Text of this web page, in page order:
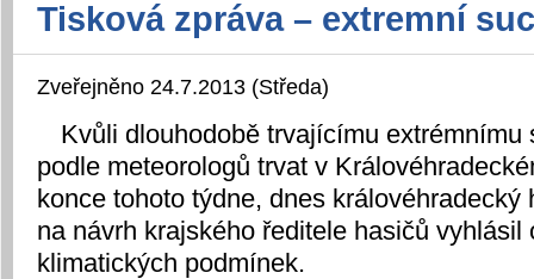
Tisková zpráva – extremní
Zveřejněno 24.7.2013 (Středa)
Kvůli dlouhodobě trvajícímu extrémnímu
podle meteorologů trvat v
konce tohoto týdne, dnes královéhradecký
na návrh krajského ředitele hasičů vyhlásil
klimatických podmínek.